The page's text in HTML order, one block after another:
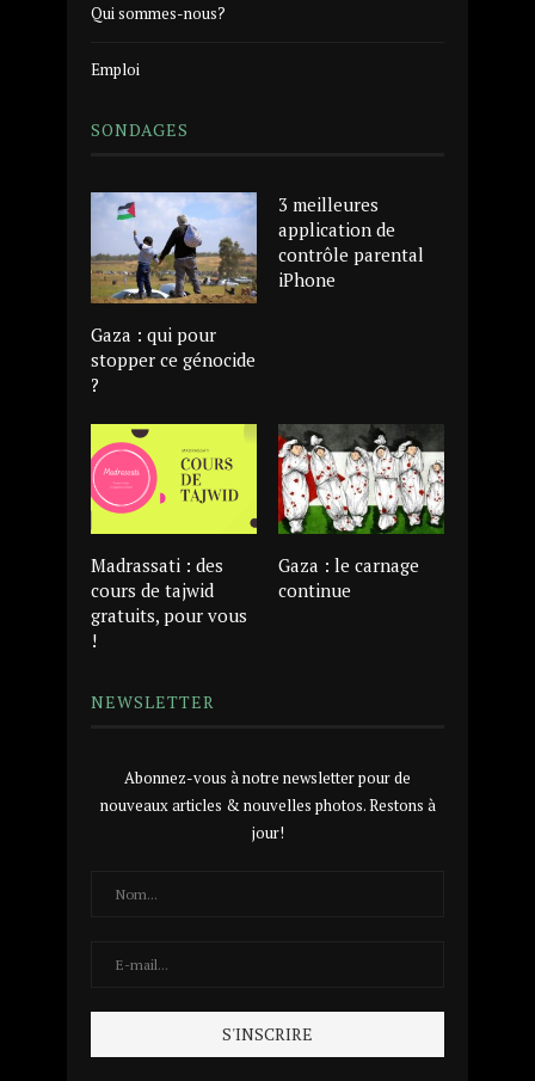
Qui sommes-nous?
Emploi
SONDAGES
Gaza : qui pour
stopper ce génocide
?
3 meilleures
application de
contrôle parental
iPhone
Madrassati : des
cours de tajwid
gratuits, pour vous
!
Gaza : le carnage
continue
NEWSLETTER
Abonnez-vous à notre newsletter pour de
nouveaux articles & nouvelles photos. Restons à
jour!